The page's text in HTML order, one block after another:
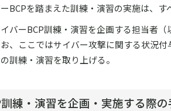
BCPを踏まえた訓練・演習の実施は、
バーBCP訓練・演習を企画する担当者
、ここではサイバー攻撃に関する状況
訓練・演習を取り上げる。
練・演習を企画・実施する際の